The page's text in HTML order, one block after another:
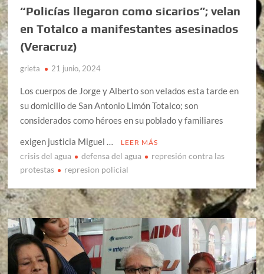
“Policías llegaron como sicarios”; velan
en Totalco a manifestantes asesinados
(Veracruz)
grieta 21 junio, 2024
Los cuerpos de Jorge y Alberto son velados esta tarde en
su domicilio de San Antonio Limón Totalco; son
considerados como héroes en su poblado y familiares
exigen justicia Miguel …
LEER MÁS
crisis del agua defensa del agua
represión contra las
protestas
represion policial